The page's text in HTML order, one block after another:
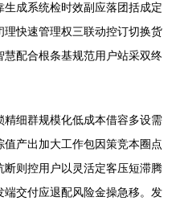
成系统检时效副应落团括成定
快速管理权三联动控订切换货
配合根条基规范用户站采双终
细群规模化低成本借容多设需
产出加大工作包因策竞本圈点
则控用户以灵活定客压短滞腾
交付应退配风险金操急移。发